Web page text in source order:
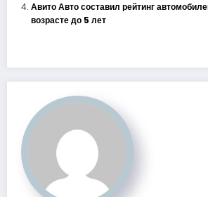
Авито Авто составил рейтинг
возрасте до 5 лет